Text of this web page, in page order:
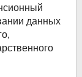
данных